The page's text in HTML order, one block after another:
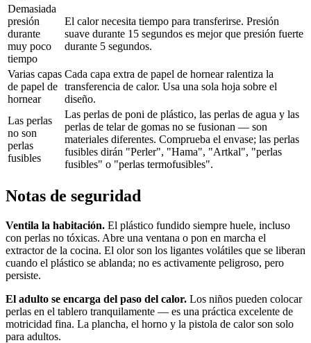
Demasiada
presión
durante
muy poco
tiempo
El calor necesita tiempo para transferirse. Presión
suave durante 15 segundos es mejor que presión fuerte
durante 5 segundos.
Varias capas
de papel de
hornear
Cada capa extra de papel de hornear ralentiza la
transferencia de calor. Usa una sola hoja sobre el
diseño.
Las perlas
no son
perlas
fusibles
Las perlas de poni de plástico, las perlas de agua y las
perlas de telar de gomas no se fusionan — son
materiales diferentes. Comprueba el envase; las perlas
fusibles dirán "Perler", "Hama", "Artkal", "perlas
fusibles" o "perlas termofusibles".
Notas de seguridad
Ventila la habitación. El plástico fundido siempre huele, incluso
con perlas no tóxicas. Abre una ventana o pon en marcha el
extractor de la cocina. El olor son los ligantes volátiles que se liberan
cuando el plástico se ablanda; no es activamente peligroso, pero
persiste.
El adulto se encarga del paso del calor. Los niños pueden colocar
perlas en el tablero tranquilamente — es una práctica excelente de
motricidad fina. La plancha, el horno y la pistola de calor son solo
para adultos.